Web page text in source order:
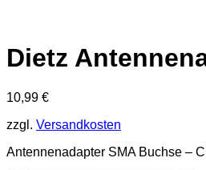
Dietz
10,99 €
zzgl. Versandkosten
Antennenadapter SMA Buchse –